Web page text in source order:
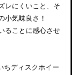
レにくいこと、そ
小気味良さ！
ることに感心させ
ちディスクホイー